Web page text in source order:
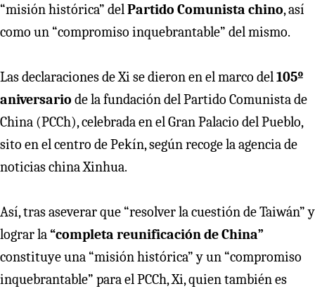
“misión histórica” delPartido Comunista chino, así
como un “compromiso inquebrantable” del mismo.
Las declaraciones de Xi se dieron en el marco del105º
aniversario de la fundación del Partido Comunista de
China (PCCh), celebrada en el Gran Palacio del Pueblo,
sito en el centro de Pekín, según recoge la agencia de
noticias china Xinhua.
Así, tras aseverar que “resolver la cuestión de Taiwán” y
lograr la“completa reunificación de China”
constituye una “misión histórica” y un “compromiso
inquebrantable” para el PCCh, Xi, quien también es